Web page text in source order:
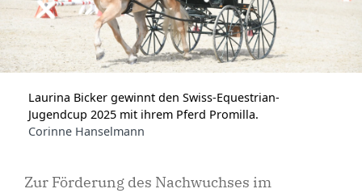
Laurina Bicker gewinnt den Swiss-Equestrian-
Jugendcup 2025 mit ihrem Pferd Promilla.
Corinne Hanselmann
Zur Förderung des Nachwuchses im